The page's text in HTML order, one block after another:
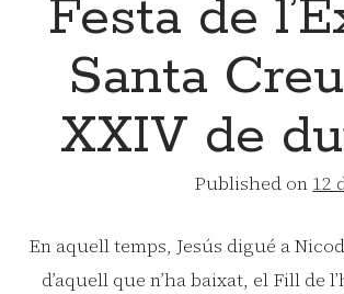
Festa de
Santa
XXIV de
Published on 12
En aquell temps, Jesús digué a
d’aquell que n’ha baixat, el Fill de